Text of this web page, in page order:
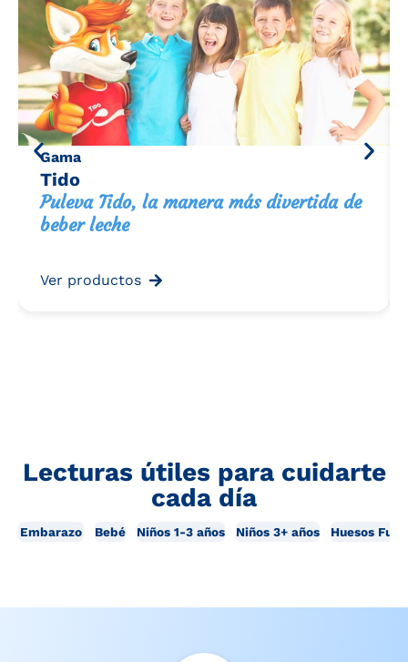
Gama
Tido
Puleva Tido, la manera más divertida de
beber leche
Ver productos
Lecturas útiles para cuidarte
cada día
Embarazo Bebé Niños 1-3 años Niños 3+ años Huesos